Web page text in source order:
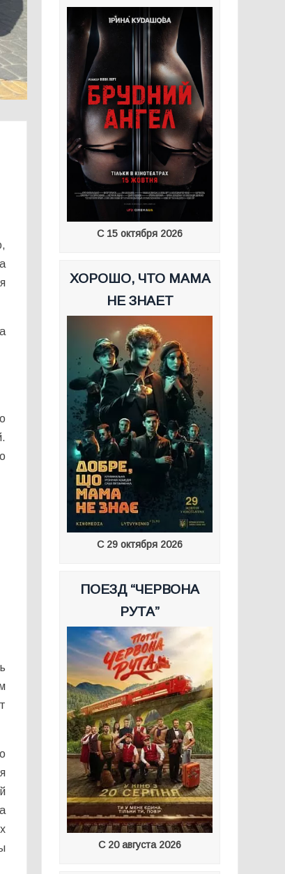
С 15 октября 2026
ХОРОШО, ЧТО МАМА
НЕ ЗНАЕТ
С 29 октября 2026
ПОЕЗД “ЧЕРВОНА
РУТА”
С 20 августа 2026